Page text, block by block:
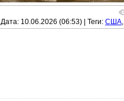
Дата: 10.06.2026 (06:53)
Теги: США,